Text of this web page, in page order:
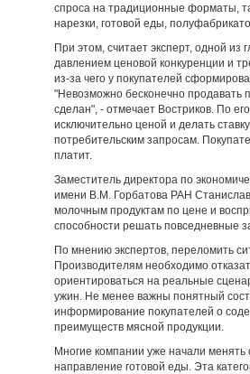
спроса на традиционные форматы,
нарезки, готовой еды,
При этом, считает эксперт, одной
давлением ценовой конкуренции и
из-за чего у покупателей
"Невозможно бесконечно продавать
сделан", - отмечает Востриков. По
исключительно ценой и делать
потребительским запросам.
платит.
Заместитель директора по
имени В.М. Горбатова РАН
молочным продуктам по цене и
способности решать повседневные
По мнению экспертов, переломить
Производителям необходимо
ориентироваться на реальные
ужин. Не менее важны понятный
информирование покупателей о
преимуществ мясной продукции.
Многие компании уже начали
направление готовой еды. Эта